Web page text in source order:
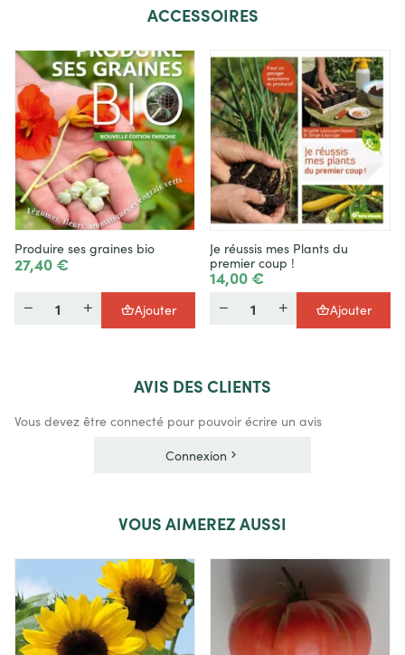
ACCESSOIRES
Produire ses graines bio
27,40 €
Ajouter
Je réussis mes Plants du
premier coup !
14,00 €
Ajouter
AVIS DES CLIENTS
Vous devez être connecté pour pouvoir écrire un avis
Connexion
VOUS AIMEREZ AUSSI